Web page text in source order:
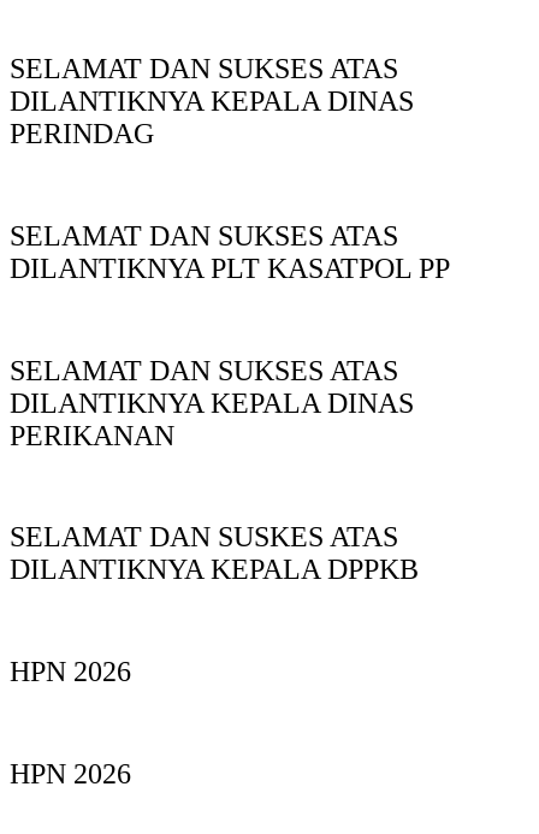
SELAMAT DAN SUKSES ATAS
DILANTIKNYA KEPALA DINAS
PERINDAG
SELAMAT DAN SUKSES ATAS
DILANTIKNYA PLT KASATPOL PP
SELAMAT DAN SUKSES ATAS
DILANTIKNYA KEPALA DINAS
PERIKANAN
SELAMAT DAN SUSKES ATAS
DILANTIKNYA KEPALA DPPKB
HPN 2026
HPN 2026